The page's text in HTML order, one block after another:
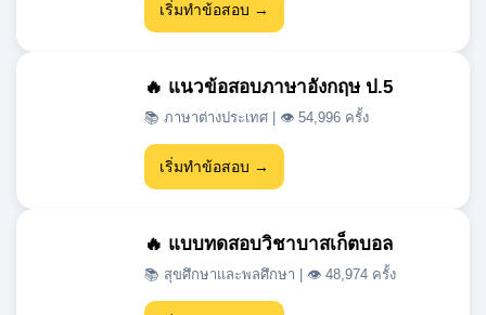
เริ่มทำข้อสอบ →
🔥 แนวข้อสอบภาษาอังกฤษ ป.5
📚 ภาษาต่างประเทศ | 👁 54,996 ครั้ง
เริ่มทำข้อสอบ →
🔥 แบบทดสอบวิชาบาสเก็ตบอล
📚 สุขศึกษาและพลศึกษา | 👁 48,974 ครั้ง